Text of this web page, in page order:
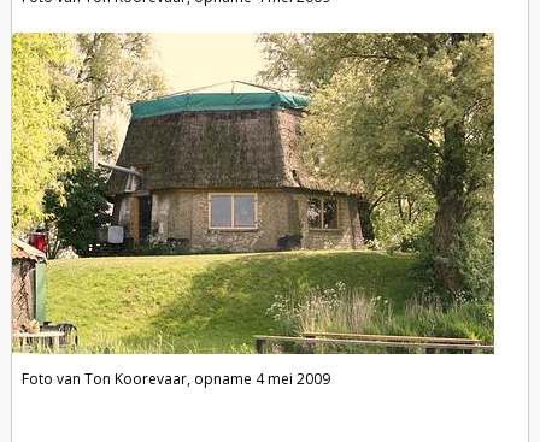
Foto van Ton Koorevaar, opname 4 mei 2009